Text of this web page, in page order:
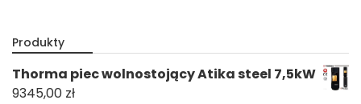
Produkty
Thorma piec wolnostojący Atika steel 7,5kW
9345,00 zł